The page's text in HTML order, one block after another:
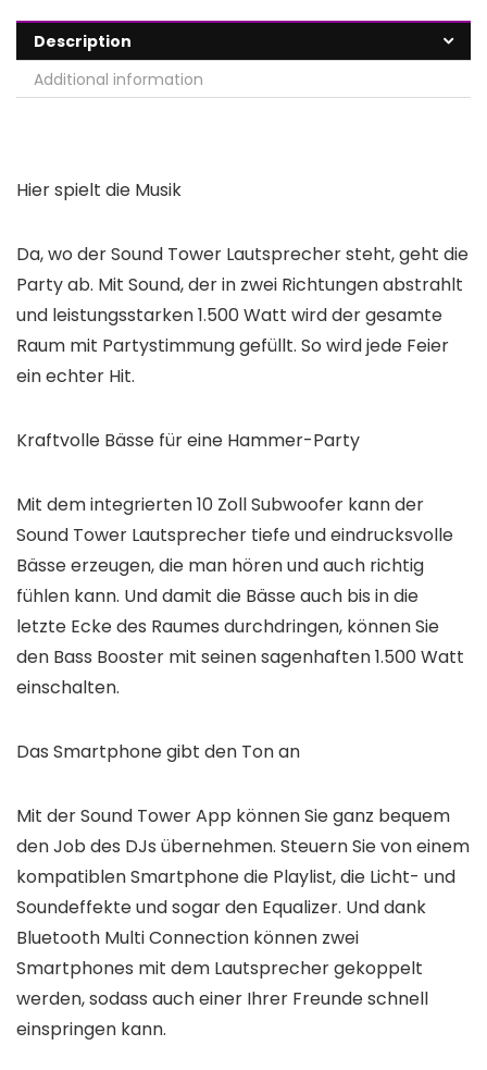
Description
Additional information
Hier spielt die Musik
Da, wo der Sound Tower Lautsprecher steht, geht die
Party ab. Mit Sound, der in zwei Richtungen abstrahlt
und leistungsstarken 1.500 Watt wird der gesamte
Raum mit Partystimmung gefüllt. So wird jede Feier
ein echter Hit.
Kraftvolle Bässe für eine Hammer-Party
Mit dem integrierten 10 Zoll Subwoofer kann der
Sound Tower Lautsprecher tiefe und eindrucksvolle
Bässe erzeugen, die man hören und auch richtig
fühlen kann. Und damit die Bässe auch bis in die
letzte Ecke des Raumes durchdringen, können Sie
den Bass Booster mit seinen sagenhaften 1.500 Watt
einschalten.
Das Smartphone gibt den Ton an
Mit der Sound Tower App können Sie ganz bequem
den Job des DJs übernehmen. Steuern Sie von einem
kompatiblen Smartphone die Playlist, die Licht- und
Soundeffekte und sogar den Equalizer. Und dank
Bluetooth Multi Connection können zwei
Smartphones mit dem Lautsprecher gekoppelt
werden, sodass auch einer Ihrer Freunde schnell
einspringen kann.